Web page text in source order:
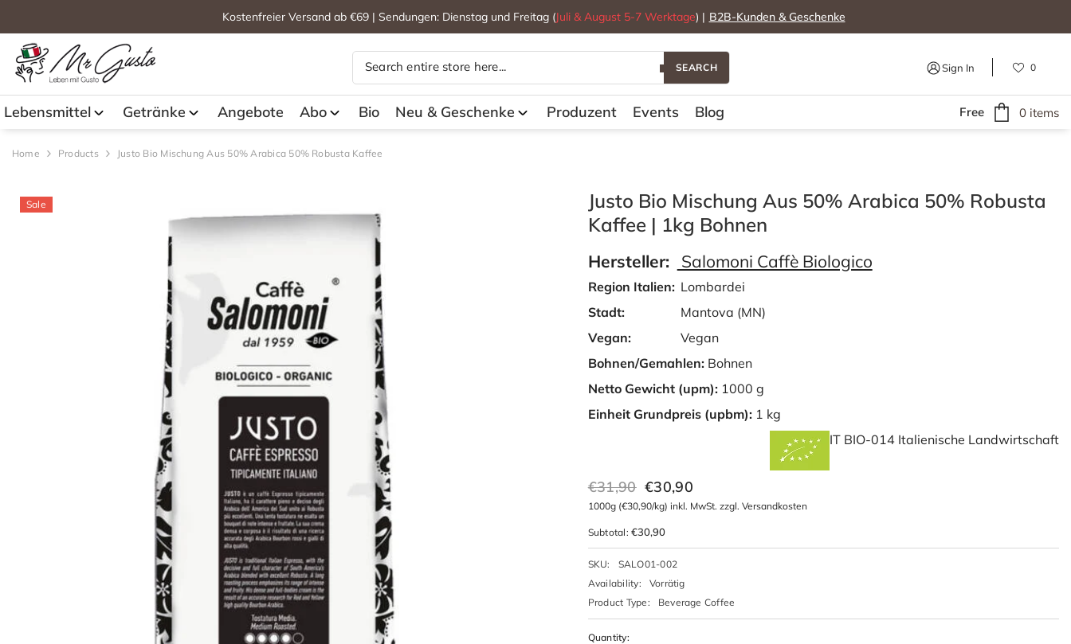
Kostenfreier Versand ab €69 | Sendungen: Dienstag und Freitag (Juli & August 5-7 Werktage) | B2B-Kunden & Geschenke
SEARCH Sign In 0
Lebensmittel Getränke Angebote Abo Bio Neu & Geschenke Produzent Events Blog Free 0 items
Home Products Justo Bio Mischung Aus 50% Arabica 50% Robusta Kaffee
Sale
Justo Bio Mischung Aus 50% Arabica 50% Robusta
Kaffee | 1kg Bohnen
Hersteller: Salomoni Caffè Biologico
Region Italien: Lombardei
Stadt:
Mantova (MN)
Vegan:
Vegan
Bohnen/Gemahlen:Bohnen
Netto Gewicht (upm):1000 g
Einheit Grundpreis (upbm):1 kg
IT BIO-014 Italienische Landwirtschaft
€31,90 €30,90
1000g(€30,90/kg) inkl. MwSt. zzgl. Versandkosten
Subtotal:€30,90
SKU:
SALO01-002
Availability:
Vorrätig
Product Type:
Beverage Coffee
Quantity: